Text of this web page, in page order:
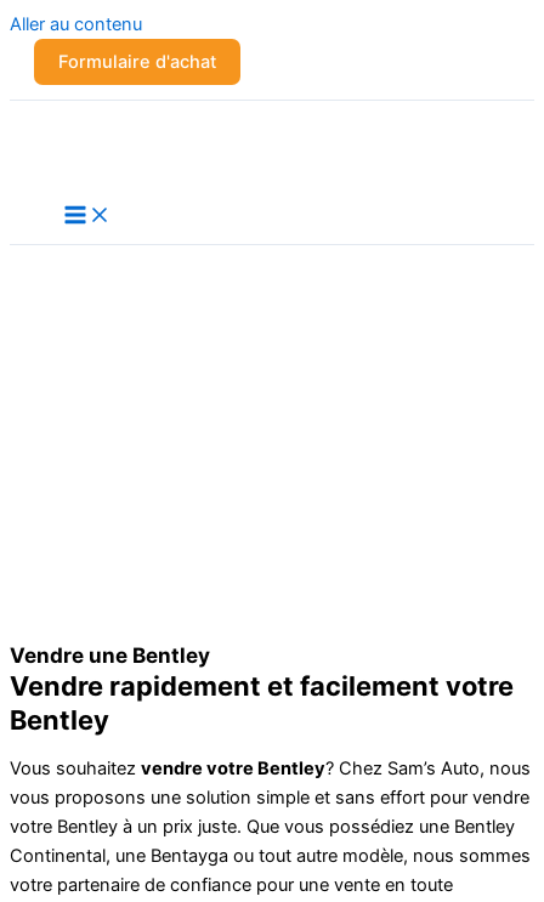
Aller au contenu
Formulaire d'achat
Vendre une Bentley
Vendre rapidement et facilement votre
Bentley
Vous souhaitez vendre votre Bentley? Chez Sam’s Auto, nous
vous proposons une solution simple et sans effort pour vendre
votre Bentley à un prix juste. Que vous possédiez une Bentley
Continental, une Bentayga ou tout autre modèle, nous sommes
votre partenaire de confiance pour une vente en toute